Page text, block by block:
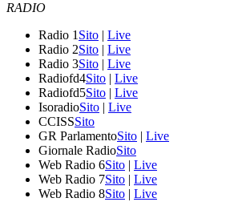
RADIO
Radio 1 Sito | Live
Radio 2Sito | Live
Radio 3Sito | Live
Radiofd4Sito | Live
Radiofd5Sito | Live
IsoradioSito | Live
CCISSSito
GR ParlamentoSito | Live
Giornale RadioSito
Web Radio 6Sito | Live
Web Radio 7Sito | Live
Web Radio 8Sito | Live